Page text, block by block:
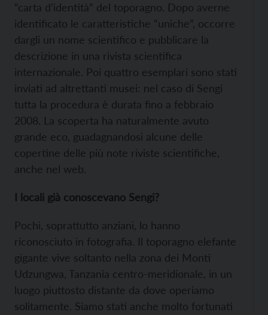
“carta d’identità” del toporagno. Dopo averne
identificato le caratteristiche “uniche”, occorre
dargli un nome scientifico e pubblicare la
descrizione in una rivista scientifica
internazionale. Poi quattro esemplari sono stati
inviati ad altrettanti musei: nel caso di Sengi
tutta la procedura è durata fino a febbraio
2008. La scoperta ha naturalmente avuto
grande eco, guadagnandosi alcune delle
copertine delle più note riviste scientifiche,
anche nel web.
I locali già conoscevano Sengi?
Pochi, soprattutto anziani, lo hanno
riconosciuto in fotografia. Il toporagno elefante
gigante vive soltanto nella zona dei Monti
Udzungwa, Tanzania centro-meridionale, in un
luogo piuttosto distante da dove operiamo
solitamente. Siamo stati anche molto fortunati